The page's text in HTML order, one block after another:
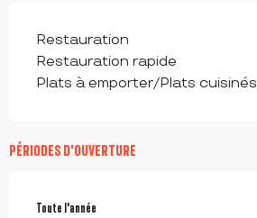
Restauration
Restauration rapide
Plats à emporter/Plats cuisinés
PÉRIODES D'OUVERTURE
Toute l'année
Toute l'année